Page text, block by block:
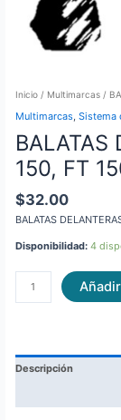
Inicio/ Multimarcas/
Multimarcas, Sistema
BALATAS
150, FT
$32.00
BALATAS
Disponibilidad: 4
Descripción